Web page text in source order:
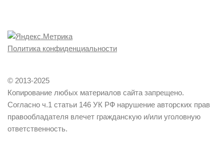
Политика конфиденциальности
© 2013-2025
Копирование любых материалов сайта запрещено.
Согласно ч.1 статьи 146 УК РФ нарушение авторских прав
правообладателя влечет гражданскую и/или уголовную
ответственность.